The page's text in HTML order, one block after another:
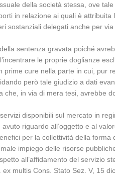
della società stessa, ove tale
in relazione ai quali è attribuita
sostanziali delegati anche per
sentenza gravata poiché
le proprie doglianze
prime cure nella parte in cui, pur
però tale giudizio a dati
che, in via di mera tesi, avrebbe
disponibili sul mercato in
riguardo all’oggetto e al
per la collettività della forma
impiego delle risorse
all’affidamento del servizio
multis Cons. Stato Sez. V, 15